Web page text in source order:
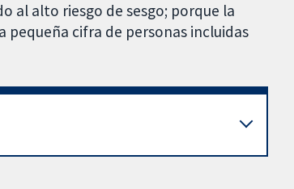
al alto riesgo de sesgo; porque la
cifra de personas incluidas